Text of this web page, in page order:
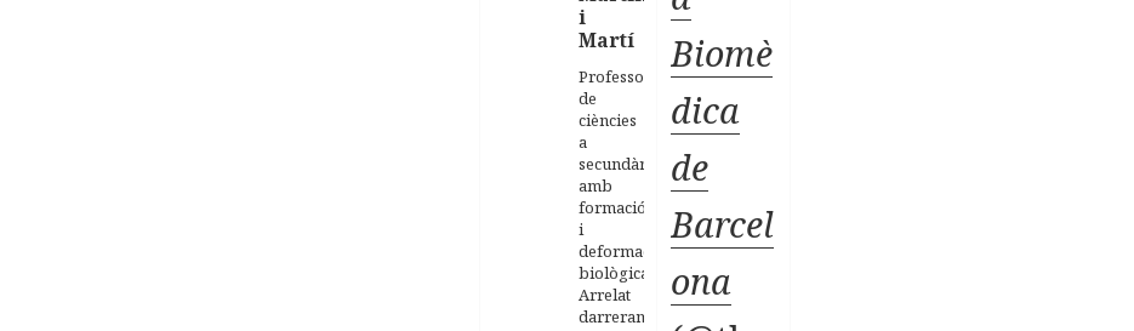
i
Martí
Professor
de
ciències
a
secundària
amb
formació
i
deformació
biològica.
Arrelat
darrerament
Biomè
dica
de
Barcel
ona